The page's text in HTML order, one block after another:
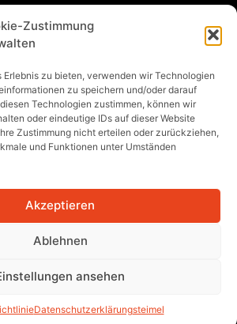
Zustimmung
Erlebnis zu bieten, verwenden wir Technologien
zu speichern und/oder darauf
Technologien zustimmen, können wir
oder eindeutige IDs auf dieser Website
Zustimmung nicht erteilen oder zurückziehen,
und Funktionen unter Umständen
Akzeptieren
Ablehnen
ansehen
Datenschutzerklärungsteimel
bei FSB